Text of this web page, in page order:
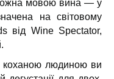
мовою вина — у
на світовому
від Wine Spectator,
коханою людиною ви